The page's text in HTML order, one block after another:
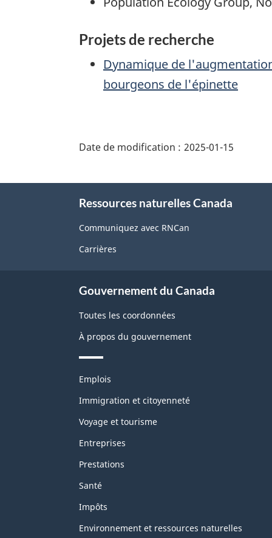
Projets de recherche
Dynamique de
bourgeons de l'épinette
de
page"
Date de modification : 2025-01-15
Ressources naturelles Canada
Communiquez avec RNCan
Carrières
Gouvernement du Canada
Toutes les coordonnées
À propos du gouvernement
Thèmes
sujets
Emplois
Immigration et citoyenneté
Voyage et tourisme
Entreprises
Prestations
Santé
Impôts
Environnement et ressources naturelles